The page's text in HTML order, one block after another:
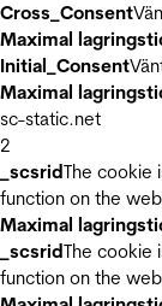
Cross_Consent
Maximal
Initial_Consent
Maximal
sc-static.net
2
_scsridThe cookie
function on the
Maximal
_scsridThe cookie
function on the